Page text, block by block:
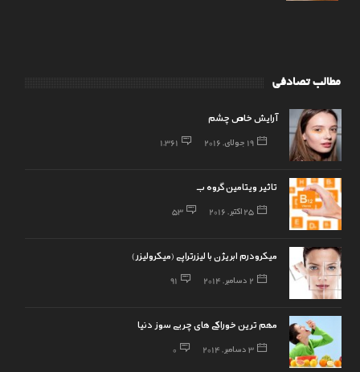
مطالب تصادفی
آرایش خاص چشم
19 جولای, 2016 1,361
تاثیر ویتامین گروه ب
25 اکتبر, 2016 53
میکرودرم ابریژن با لیزرتراپی (میکرولیزر)
2 دسامبر, 2014 91
مهم ترین خوراکی های چربی سوز دنیا
3 دسامبر, 2014 0